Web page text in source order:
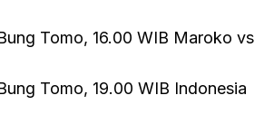
Tomo, 16.00 WIB Maroko vs
Tomo, 19.00 WIB Indonesia